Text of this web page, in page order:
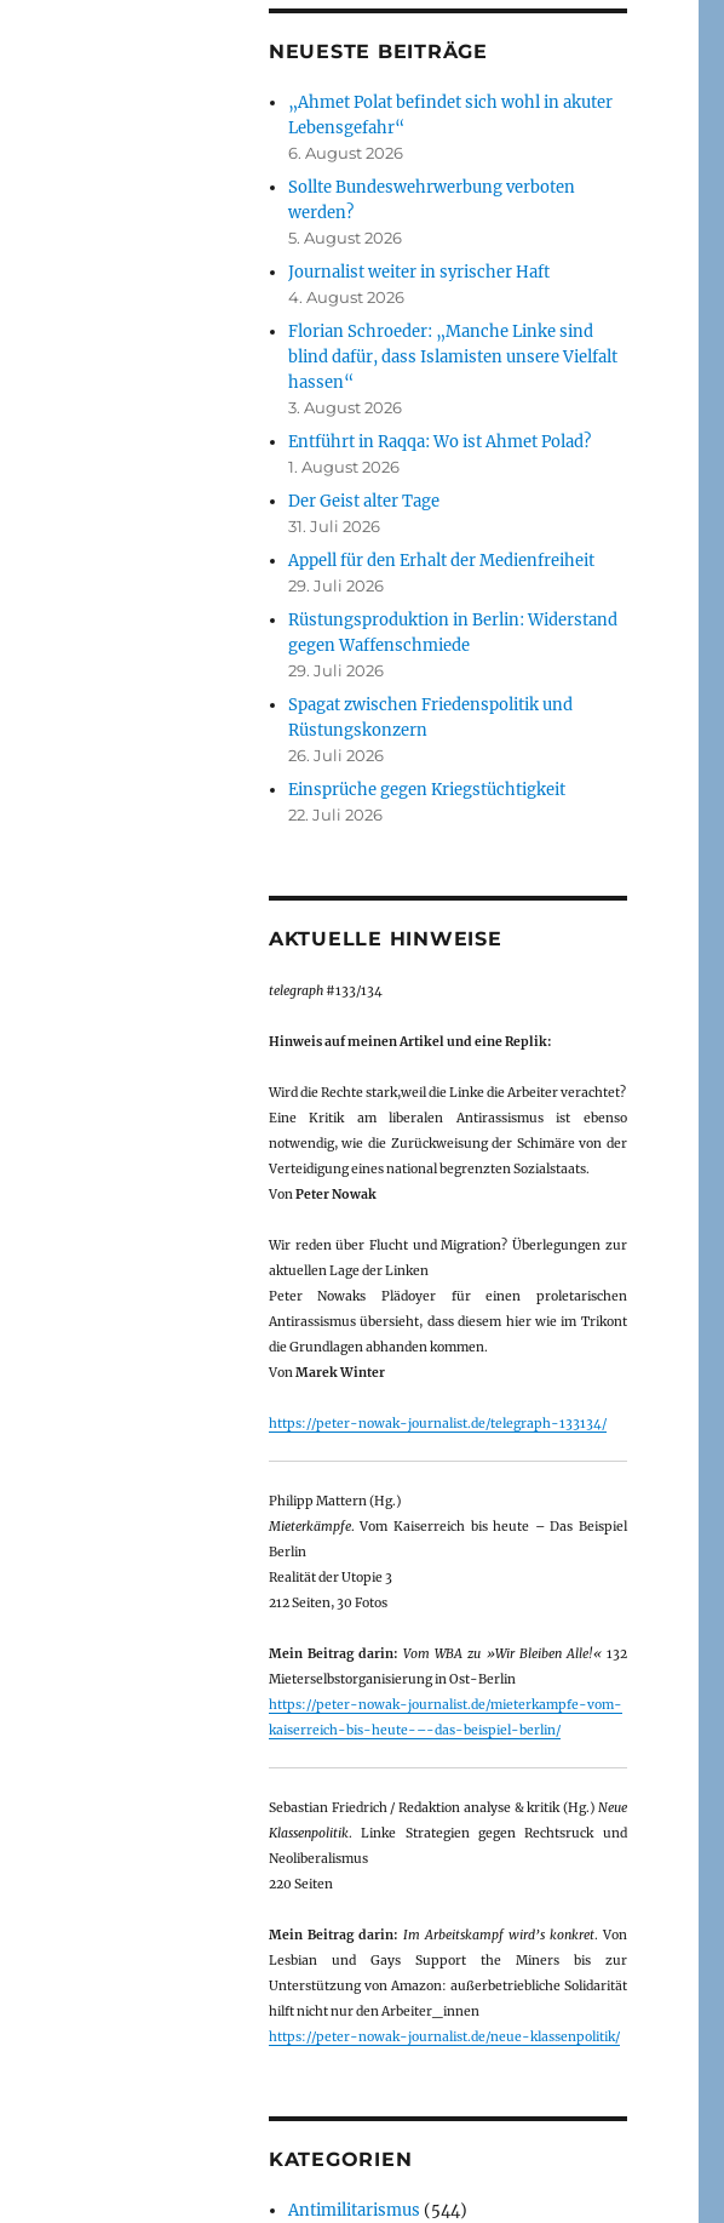
ein europäisches Asyl- und Migrationssystem““
NEUESTE BEITRÄGE
„Ahmet Polat befindet sich wohl in akuter
Lebensgefahr“
6. August 2026
Sollte Bundeswehrwerbung verboten
werden?
5. August 2026
Journalist weiter in syrischer Haft
4. August 2026
Florian Schroeder: „Manche Linke sind
blind dafür, dass Islamisten unsere Vielfalt
hassen“
3. August 2026
Entführt in Raqqa: Wo ist Ahmet Polad?
1. August 2026
Der Geist alter Tage
31. Juli 2026
Appell für den Erhalt der Medienfreiheit
29. Juli 2026
Rüstungsproduktion in Berlin: Widerstand
gegen Waffenschmiede
29. Juli 2026
Spagat zwischen Friedenspolitik und
Rüstungskonzern
26. Juli 2026
Einsprüche gegen Kriegstüchtigkeit
22. Juli 2026
AKTUELLE HINWEISE
telegraph#133/134
Hinweis auf meinen Artikel und eine Replik:
Wird die Rechte stark,weil die Linke die Arbeiter verachtet?
Eine Kritik am liberalen Antirassismus ist ebenso
notwendig, wie die Zurückweisung der Schimäre von der
Verteidigung eines national begrenzten Sozialstaats.
VonPeter Nowak
Wir reden über Flucht und Migration? Überlegungen zur
aktuellen Lage der Linken
Peter Nowaks Plädoyer für einen proletarischen
Antirassismus übersieht, dass diesem hier wie im Trikont
die Grundlagen abhanden kommen.
VonMarek Winter
https://peter-nowak-journalist.de/telegraph-133134/
Philipp Mattern (Hg.)
Mieterkämpfe. Vom Kaiserreich bis heute – Das Beispiel
Berlin
Realität der Utopie 3
212 Seiten, 30 Fotos
Mein Beitrag darin: Vom WBA zu »Wir Bleiben Alle!«132
Mieterselbstorganisierung in Ost-Berlin
https://peter-nowak-journalist.de/mieterkampfe-vom-
kaiserreich-bis-heute-–-das-beispiel-berlin/
Sebastian Friedrich / Redaktion analyse & kritik (Hg.) Neue
Klassenpolitik. Linke Strategien gegen Rechtsruck und
Neoliberalismus
220 Seiten
Mein Beitrag darin: Im Arbeitskampf wird’s konkret. Von
Lesbian und Gays Support the Miners bis zur
Unterstützung von Amazon: außerbetriebliche Solidarität
hilft nicht nur den Arbeiter_innen
https://peter-nowak-journalist.de/neue-klassenpolitik/
KATEGORIEN
Antimilitarismus (544)